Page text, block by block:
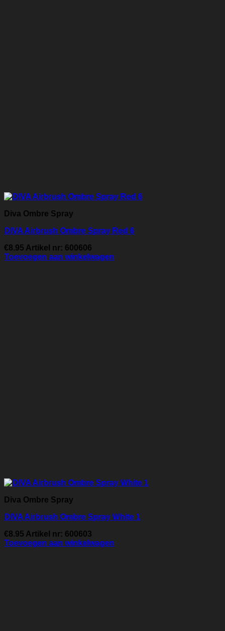
Diva Ombre Spray
DIVA Airbrush Ombre Spray Red 6
€8.95 Artikel nr: 600606
Toevoegen aan winkelwagen
Diva Ombre Spray
DIVA Airbrush Ombre Spray White 1
€8.95 Artikel nr: 600603
Toevoegen aan winkelwagen